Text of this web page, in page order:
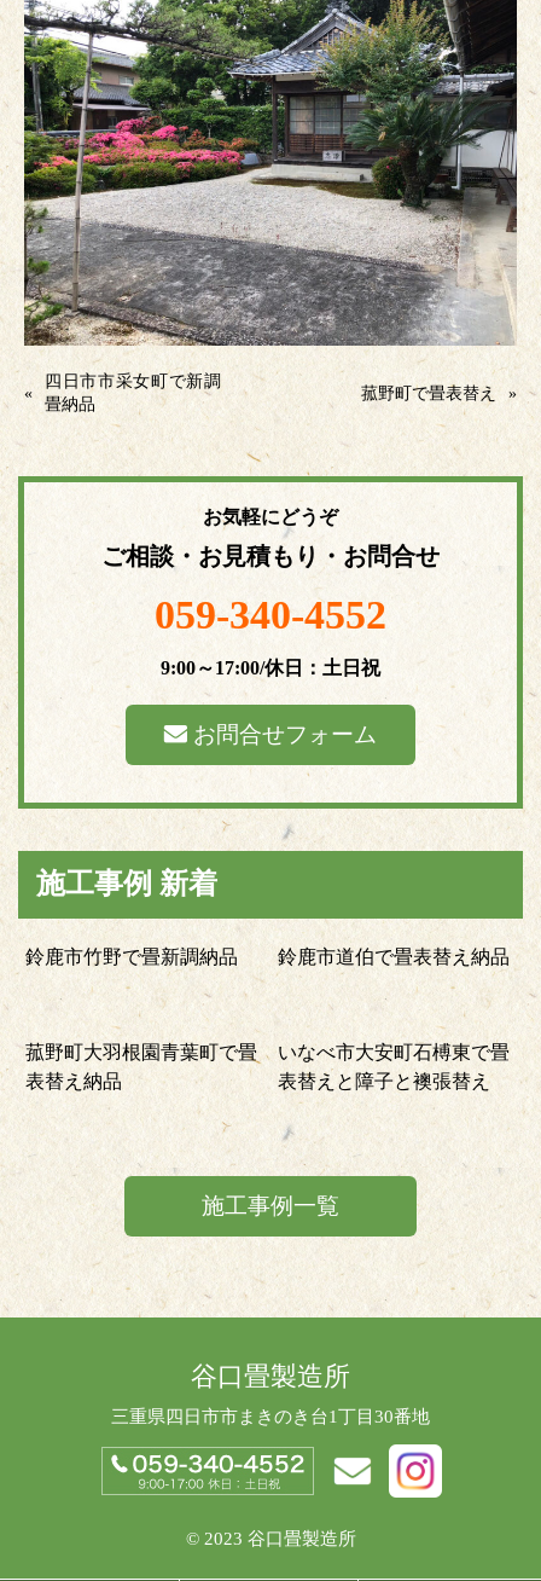
«
四日市市采女町で新調
畳納品
菰野町で畳表替え »
お気軽にどうぞ
ご相談・お見積もり・お問合せ
059-340-4552
9:00～17:00/休日：土日祝
お問合せフォーム
施工事例 新着
鈴鹿市竹野で畳新調納品 鈴鹿市道伯で畳表替え納品
菰野町大羽根園青葉町で畳
表替え納品
いなべ市大安町石榑東で畳
表替えと障子と襖張替え
施工事例一覧
谷口畳製造所
三重県四日市市まきのき台1丁目30番地
© 2023 谷口畳製造所